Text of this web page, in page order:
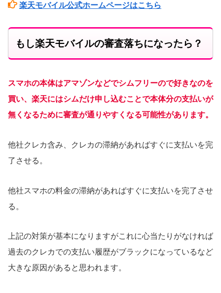
楽天モバイル公式ホームページはこちら
もし楽天モバイルの審査落ちになったら？
スマホの本体はアマゾンなどでシムフリーので好きなのを
買い、楽天にはシムだけ申し込むことで本体分の支払いが
無くなるために審査が通りやすくなる可能性があります。
他社クレカ含み、クレカの滞納があればすぐに支払いを完
了させる。
他社スマホの料金の滞納があればすぐに支払いを完了させ
る。
上記の対策が基本になりますがこれに心当たりがなければ
過去のクレカでの支払い履歴がブラックになっているなど
大きな原因があると思われます。